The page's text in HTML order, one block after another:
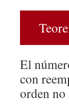
El
con
orden